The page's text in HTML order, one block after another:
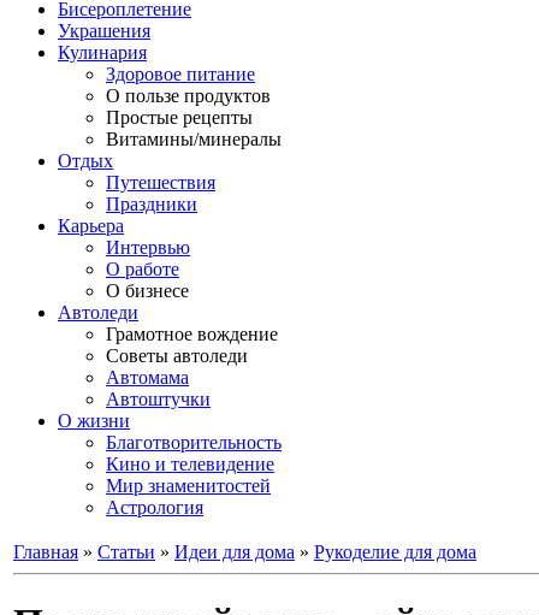
Бисероплетение
Украшения
Кулинария
Здоровое питание
О пользе продуктов
Простые рецепты
Витамины/минералы
Отдых
Путешествия
Праздники
Карьера
Интервью
О работе
О бизнесе
Автоледи
Грамотное вождение
Советы автоледи
Автомама
Автоштучки
О жизни
Благотворительность
Кино и телевидение
Мир знаменитостей
Астрология
Главная » Статьи » Идеи для дома » Рукоделие для дома